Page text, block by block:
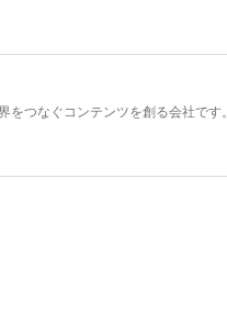
をつなぐコンテンツを創る会社です。